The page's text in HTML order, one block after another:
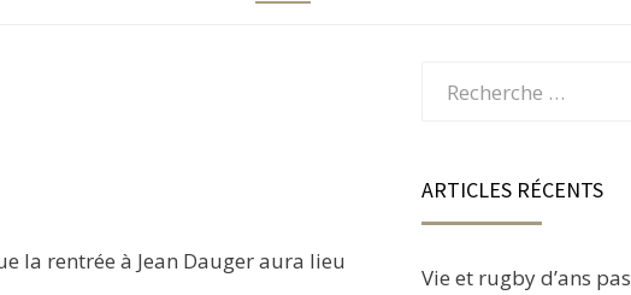
la rentrée à Jean Dauger aura lieu
ARTICLES RÉCENTS
Vie et rugby d’ans